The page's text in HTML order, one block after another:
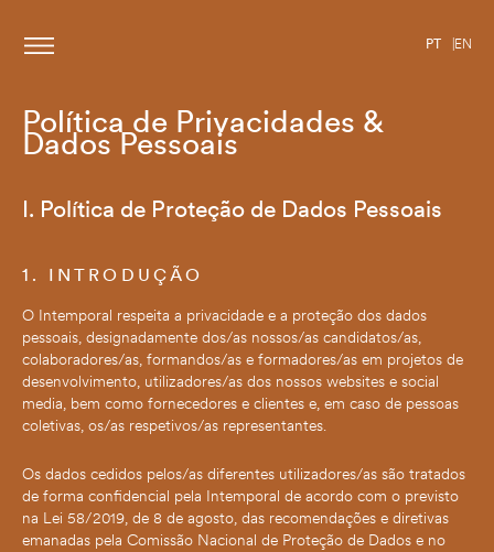
PT EN
Política de Privacidades &
Dados Pessoais
I. Política de Proteção de Dados Pessoais
1. INTRODUÇÃO
O Intemporal respeita a privacidade e a proteção dos dados
pessoais, designadamente dos/as nossos/as candidatos/as,
colaboradores/as, formandos/as e formadores/as em projetos de
desenvolvimento, utilizadores/as dos nossos websites e social
media, bem como fornecedores e clientes e, em caso de pessoas
coletivas, os/as respetivos/as representantes.
Os dados cedidos pelos/as diferentes utilizadores/as são tratados
de forma confidencial pela Intemporal de acordo com o previsto
na Lei 58/2019, de 8 de agosto, das recomendações e diretivas
emanadas pela Comissão Nacional de Proteção de Dados e no